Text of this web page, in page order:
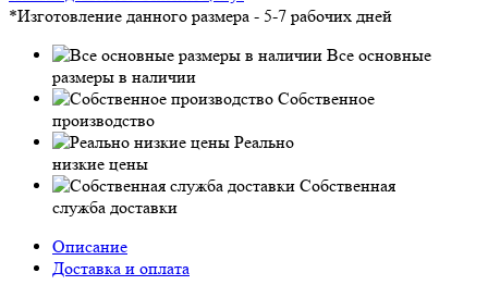
*Изготовление данного размера - 5-7 рабочих дней
Все основные
размеры в наличии
Собственное
производство
Реально
низкие цены
Собственная
служба доставки
Описание
Доставка и оплата